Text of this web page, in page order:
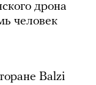
дрона
человек
Balzi